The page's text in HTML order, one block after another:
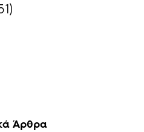
Άρθρα